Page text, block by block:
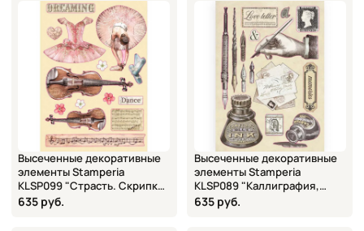
Высеченные декоративные
элементы Stamperia
KLSP099 "Страсть. Скрипка
и балет" из фанеры, 14,8х21
635 руб.
Высеченные декоративные
элементы Stamperia
KLSP089 "Каллиграфия,
чернила" из фанеры, 14,8х21
635 руб.